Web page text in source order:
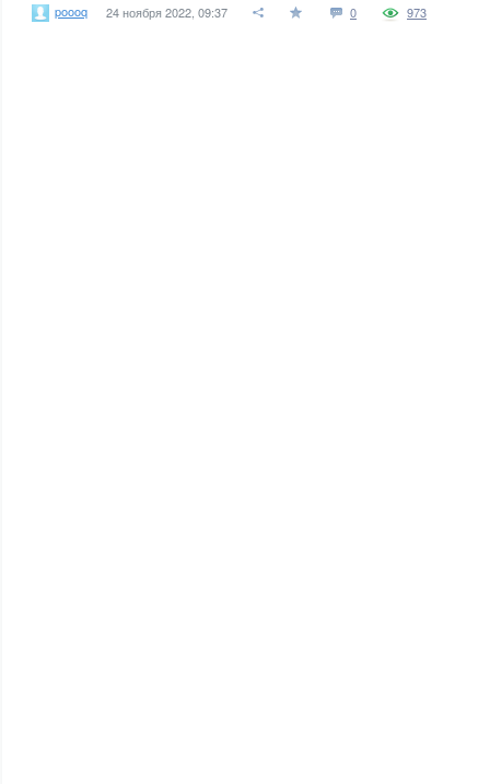
poooq 24 ноября 2022, 09:37 0 973